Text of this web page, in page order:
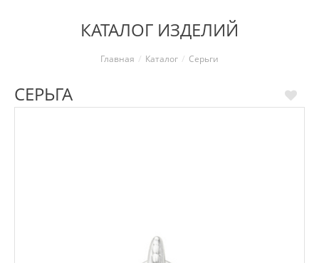
КАТАЛОГ ИЗДЕЛИЙ
Главная Каталог Серьги
СЕРЬГА